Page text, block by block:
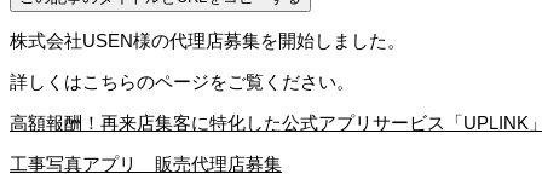
株式会社USEN様の代理店募集を開始しました。
詳しくはこちらのページをご覧ください。
高額報酬！再来店集客に特化した公式アプリサービス「UPLINK
工事写真アプリ 販売代理店募集